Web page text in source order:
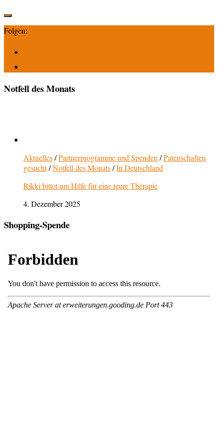
Folgen:
Notfell des Monats
Aktuelles/Partnerprogramme und Spenden/Patenschaften
gesucht/Notfell des Monats/In Deutschland
Rikki bittet um Hilfe für eine teure Therapie
4. Dezember 2025
Shopping-Spende